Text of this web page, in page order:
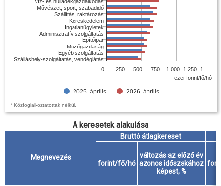
ezer forint/fő/hó
2025. április 2026. április
Víz- és hulladékgazdálkodás
Művészet, sport, szabadidő
Szállítás, raktározás
Kereskedelem
Ingatlanügyletek
Adminisztratív szolgáltatás
Építőipar
Mezőgazdaság
Egyéb szolgáltatás
Szálláshely-szolgáltatás, vendéglátás
0
250 500 750 1 000 1 250 1 …
* Közfoglalkoztatottak nélkül.
A keresetek alakulása
Megnevezés
Bruttó átlagkereset
forint/fő/hó
változás az előző év
azonos időszakához
képest, %